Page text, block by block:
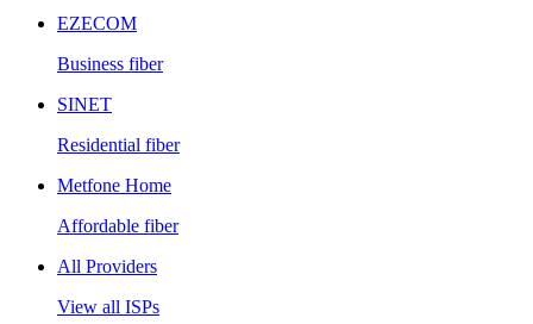
EZECOM
Business fiber
SINET
Residential fiber
Metfone Home
Affordable fiber
All Providers
View all ISPs